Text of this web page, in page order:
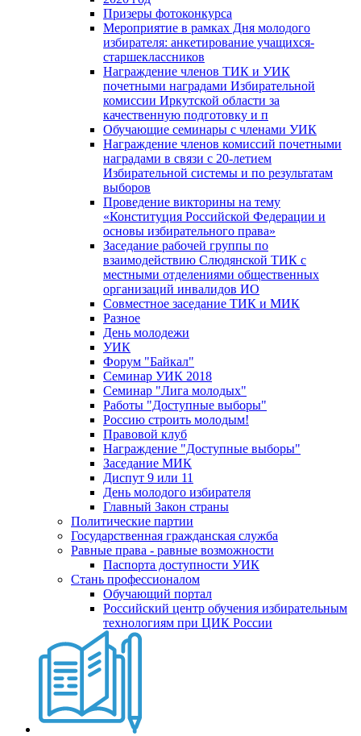
Призеры фотоконкурса
Мероприятие в рамках Дня молодого
избирателя: анкетирование учащихся-
старшеклассников
Награждение членов ТИК и УИК
почетными наградами Избирательной
комиссии Иркутской области за
качественную подготовку и п
Обучающие семинары с членами УИК
Награждение членов комиссий почетными
наградами в связи с 20-летием
Избирательной системы и по результатам
выборов
Проведение викторины на тему
«Конституция Российской Федерации и
основы избирательного права»
Заседание рабочей группы по
взаимодействию Слюдянской ТИК с
местными отделениями общественных
организаций инвалидов ИО
Совместное заседание ТИК и МИК
Разное
День молодежи
УИК
Форум "Байкал"
Семинар УИК 2018
Семинар "Лига молодых"
Работы "Доступные выборы"
Россию строить молодым!
Правовой клуб
Награждение "Доступные выборы"
Заседание МИК
Диспут 9 или 11
День молодого избирателя
Главный Закон страны
Политические партии
Государственная гражданская служба
Равные права - равные возможности
Паспорта доступности УИК
Стань профессионалом
Обучающий портал
Российский центр обучения избирательным
технологиям при ЦИК России